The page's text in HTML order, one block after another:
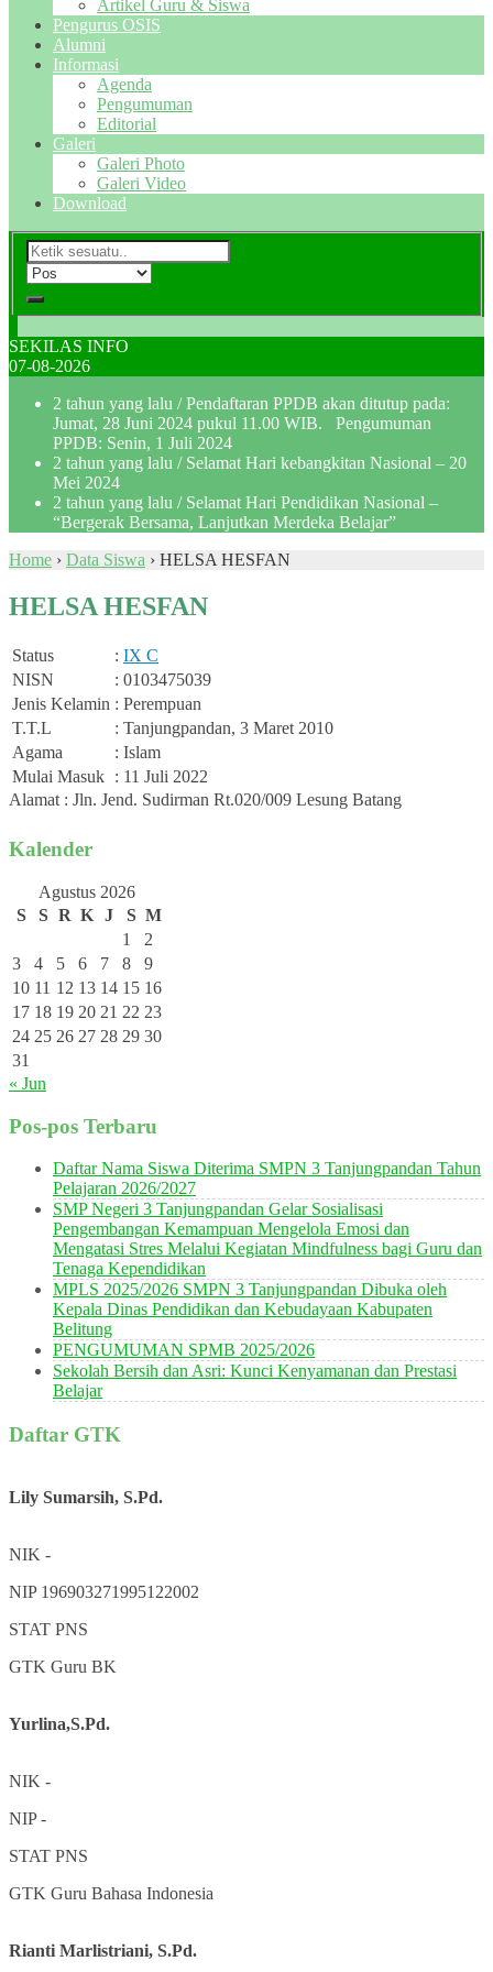
Artikel Guru & Siswa
Pengurus OSIS
Alumni
Informasi
Agenda
Pengumuman
Editorial
Galeri
Galeri Photo
Galeri Video
Download
SEKILAS INFO
07-08-2026
2 tahun yang lalu / Pendaftaran PPDB akan ditutup pada:
Jumat, 28 Juni 2024 pukul 11.00 WIB. Pengumuman
PPDB: Senin, 1 Juli 2024
2 tahun yang lalu / Selamat Hari kebangkitan Nasional – 20
Mei 2024
2 tahun yang lalu / Selamat Hari Pendidikan Nasional –
“Bergerak Bersama, Lanjutkan Merdeka Belajar”
Home › Data Siswa › HELSA HESFAN
HELSA HESFAN
Status : IX C
NISN
: 0103475039
Jenis Kelamin : Perempuan
T.T.L
: Tanjungpandan, 3 Maret 2010
Agama
: Islam
Mulai Masuk : 11 Juli 2022
Alamat : Jln. Jend. Sudirman Rt.020/009 Lesung Batang
Kalender
Agustus 2026
S
S R K J S M
1
2
3
4 5 6 7 8
9
10 11 12 13 14 15 16
17 18 19 20 21 22 23
24 25 26 27 28 29 30
31
« Jun
Pos-pos Terbaru
Daftar Nama Siswa Diterima SMPN 3 Tanjungpandan Tahun
Pelajaran 2026/2027
SMP Negeri 3 Tanjungpandan Gelar Sosialisasi
Pengembangan Kemampuan Mengelola Emosi dan
Mengatasi Stres Melalui Kegiatan Mindfulness bagi Guru dan
Tenaga Kependidikan
MPLS 2025/2026 SMPN 3 Tanjungpandan Dibuka oleh
Kepala Dinas Pendidikan dan Kebudayaan Kabupaten
Belitung
PENGUMUMAN SPMB 2025/2026
Sekolah Bersih dan Asri: Kunci Kenyamanan dan Prestasi
Belajar
Daftar GTK
Lily Sumarsih, S.Pd.
NIK -
NIP 196903271995122002
STAT PNS
GTK Guru BK
Yurlina,S.Pd.
NIK -
NIP-
STAT PNS
GTK Guru Bahasa Indonesia
Rianti Marlistriani, S.Pd.